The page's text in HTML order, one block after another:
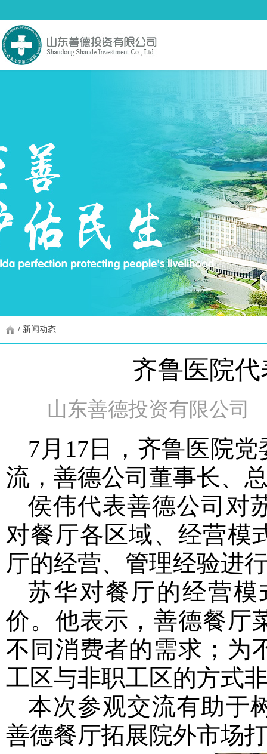
/ 新闻动态
齐鲁医院
山东善德投资有限公司
7月17日，齐鲁医院
流，善德公司董事长、
侯伟代表善德公司对
对餐厅各区域、经营模
厅的经营、管理经验进
苏华对餐厅的经营
价。他表示，善德餐厅
不同消费者的需求；为
工区与非职工区的方式
本次参观交流有助于
善德餐厅拓展院外市场